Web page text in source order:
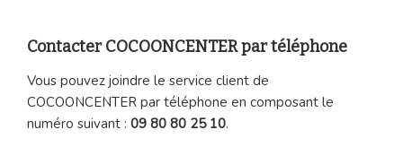
Contacter COCOONCENTER par téléphone
Vous pouvez joindre le service client de
COCOONCENTER par téléphone en composant le
numéro suivant : 09 80 80 25 10.